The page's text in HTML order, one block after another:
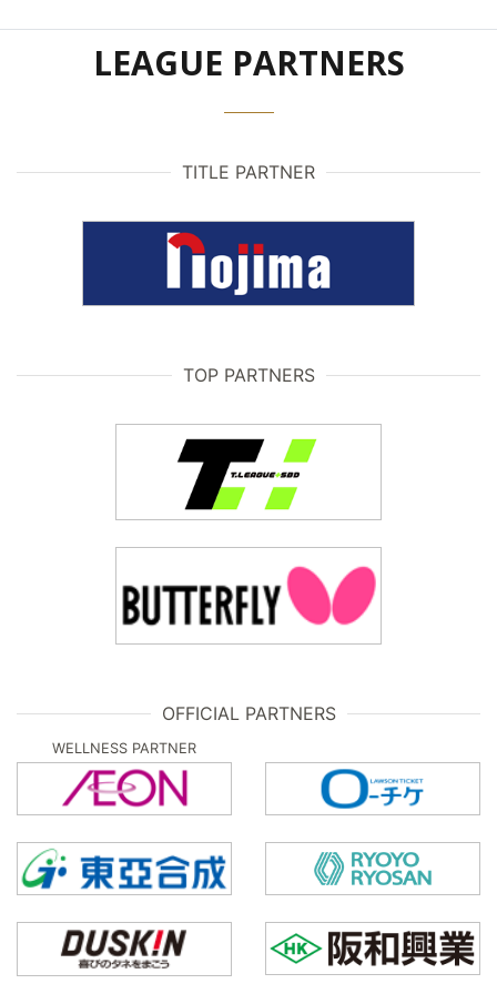
LEAGUE PARTNERS
TITLE PARTNER
TOP PARTNERS
OFFICIAL PARTNERS
WELLNESS PARTNER